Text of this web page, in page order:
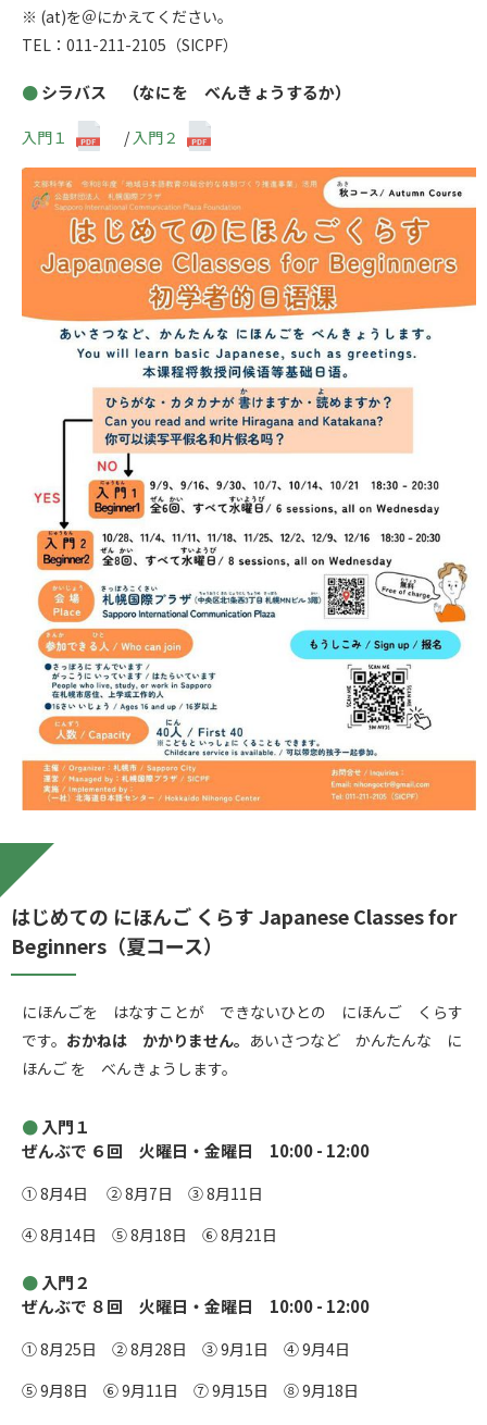
※ (at)を＠にかえてください。
TEL：011-211-2105（SICPF）
シラバス （なにを べんきょうするか）
入門１ / 入門２
はじめての にほんご くらす Japanese Classes for
Beginners（夏コース）
にほんごを はなすことが できないひとの にほんご くらす
です。 おかねは かかりません。 あいさつなど かんたんな に
ほんご を べんきょうします。
入門１
ぜんぶで ６回 火曜日・金曜日 10:00 - 12:00
① 8月4日 ② 8月7日 ③ 8月11日
④ 8月14日 ⑤ 8月18日 ⑥ 8月21日
入門２
ぜんぶで ８回 火曜日・金曜日 10:00 - 12:00
① 8月25日 ② 8月28日 ③ 9月1日 ④ 9月4日
⑤ 9月8日 ⑥ 9月11日 ⑦ 9月15日 ⑧ 9月18日